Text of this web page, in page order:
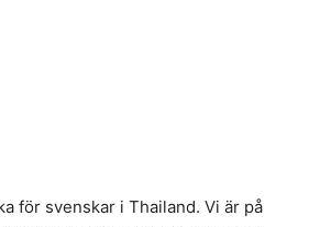
för svenskar i Thailand. Vi är på